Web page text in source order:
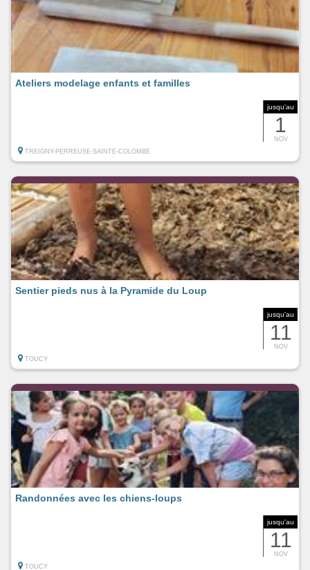
jusqu'au
1
NOV
Ateliers modelage enfants et familles
TREIGNY-PERREUSE-SAINTE-COLOMBE
jusqu'au
11
NOV
Sentier pieds nus à la Pyramide du Loup
TOUCY
jusqu'au
11
NOV
Randonnées avec les chiens-loups
TOUCY